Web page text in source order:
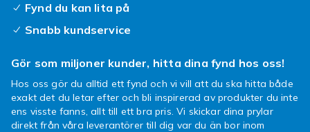
Fynd du kan lita på
Snabb kundservice
Gör som miljoner kunder, hitta dina fynd hos oss!
Hos oss gör du alltid ett fynd och vi vill att du ska hitta både
exakt det du letar efter och bli inspirerad av produkter du inte
ens visste fanns, allt till ett bra pris. Vi skickar dina prylar
direkt från våra leverantörer till dig var du än bor inom